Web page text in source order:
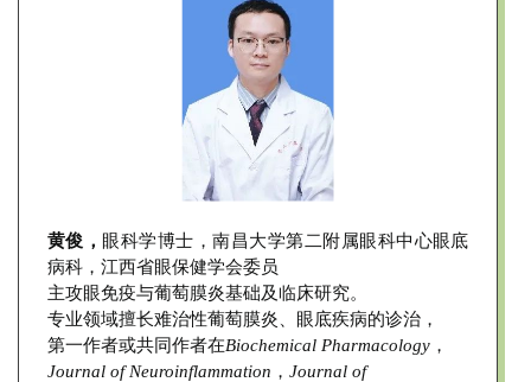
黄俊， 眼科学博士，南昌大学第二附属眼科中心眼底
病科，江西省眼保健学会委员
主攻眼免疫与葡萄膜炎基础及临床研究。
专业领域擅长难治性葡萄膜炎、眼底疾病的诊治，
第一作者或共同作者在Biochemical Pharmacology ，
Journal of Neuroinflammation ， Journal of